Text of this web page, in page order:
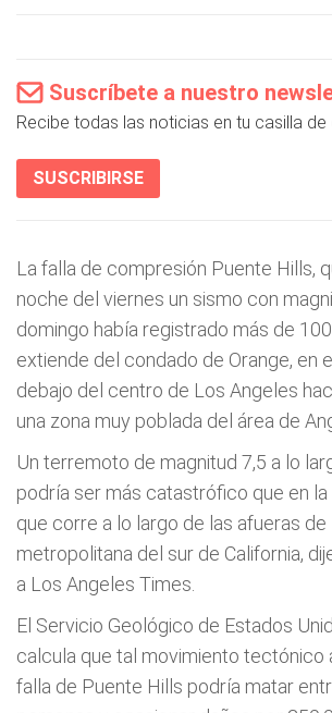
Suscríbete a nuestro
Recibe todas las noticias en tu casilla de
SUSCRIBIRSE
La falla de compresión Puente Hills,
noche del viernes un sismo con
domingo había registrado más de
extiende del condado de Orange, en
debajo del centro de Los Angeles
una zona muy poblada del área de
Un terremoto de magnitud 7,5 a lo
podría ser más catastrófico que en la
que corre a lo largo de las afueras de
metropolitana del sur de California,
a Los Angeles Times.
El Servicio Geológico de Estados
calcula que tal movimiento tectónico
falla de Puente Hills podría matar